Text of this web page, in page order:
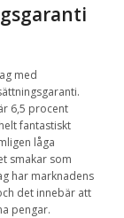
med
6,5 procent
fantastiskt
låga
smakar som
har marknadens
det innebär att
pengar.